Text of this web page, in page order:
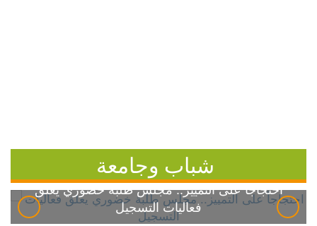
شباب وجامعة
احتجاجاً على التمييز.. مجلس طلبة خضوري يعلق
فعاليات التسجيل